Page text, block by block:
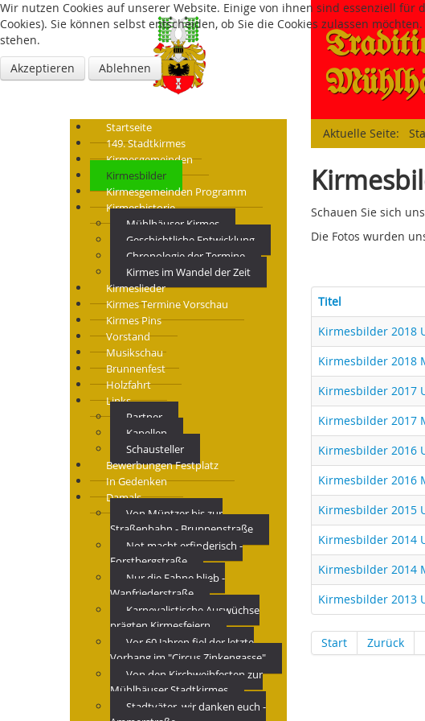
Startseite
149. Stadtkirmes
Kirmesgemeinden
Kirmesbilder
Kirmesgemeinden Programm
Kirmeshistorie
Mühlhäuser Kirmes
Geschichtliche Entwicklung
Chronologie der Termine
Kirmes im Wandel der Zeit
Kirmeslieder
Kirmes Termine Vorschau
Kirmes Pins
Vorstand
Musikschau
Brunnenfest
Holzfahrt
Links
Partner
Kapellen
Schausteller
Bewerbungen Festplatz
In Gedenken
Damals
Von Müntzer bis zur
Straßenbahn - Brunnenstraße
Not macht erfinderisch -
Forstbergstraße
Nur die Fahne blieb -
Wanfriederstraße
Karnevalistische Auswüchse
prägten Kirmesfeiern
Vor 60 Jahren fiel der letzte
Vorhang im "Circus Zinkengasse"
Von den Kirchweihfesten zur
Mühlhäuser Stadtkirmes
Stadtväter, wir danken euch -
Aktuelle Seite:
Schauen Sie sich
Die Fotos wurden
Titel
Kirmesbilder 2018
Kirmesbilder 2018
Kirmesbilder 2017
Kirmesbilder 2017
Kirmesbilder 2016
Kirmesbilder 2016
Kirmesbilder 2015
Kirmesbilder 2014
Kirmesbilder 2014
Kirmesbilder 2013
Start Zurück
Wir nutzen Cookies auf unserer Website. Einige von ihnen sind essenziell
Cookies). Sie können selbst entscheiden, ob Sie die Cookies zulassen
stehen.
Akzeptieren
Ablehnen